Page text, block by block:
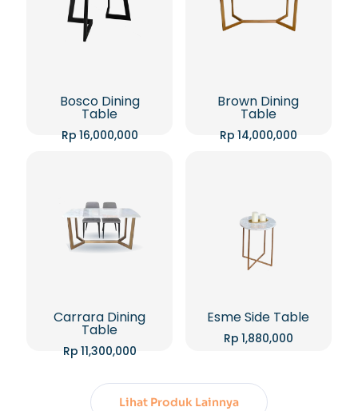
Bosco Dining
Table
Rp 16,000,000
Brown Dining
Table
Rp 14,000,000
Carrara Dining
Table
Rp 11,300,000
Esme Side Table
Rp 1,880,000
Lihat Produk Lainnya